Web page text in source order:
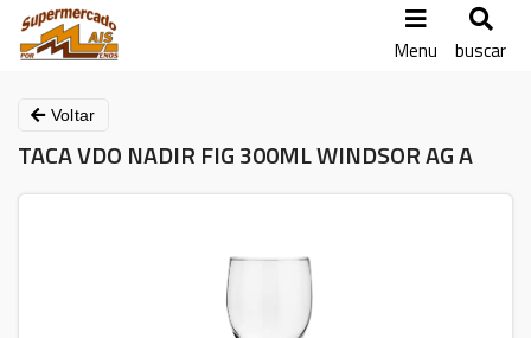
Menu buscar
Voltar
TACA VDO NADIR FIG 300ML WINDSOR AG A